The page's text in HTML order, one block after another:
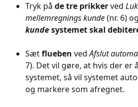
Tryk på de tre prikker ved
mellemregnings kunde (nr. 6)
kunde systemet skal
Sæt flueben ved Afslut
7). Det vil gøre, at hvis der er
systemet, så vil systemet
og markere som afregnet.